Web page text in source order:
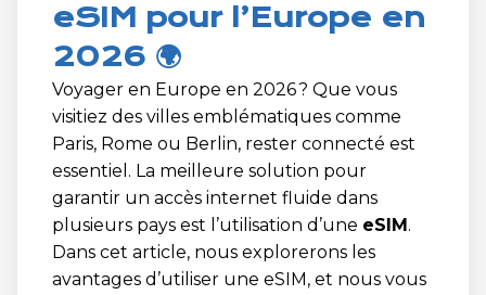
eSIM pour l’Europe en
2026 🌍
Voyager en Europe en 2026 ? Que vous
visitiez des villes emblématiques comme
Paris, Rome ou Berlin, rester connecté est
essentiel. La meilleure solution pour
garantir un accès internet fluide dans
plusieurs pays est l’utilisation d’une eSIM.
Dans cet article, nous explorerons les
avantages d’utiliser une eSIM, et nous vous